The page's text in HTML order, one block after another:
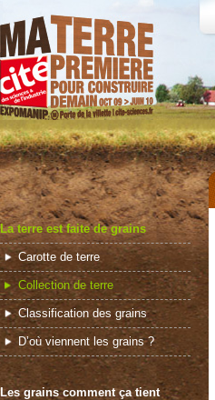
La terre est faite de grains
Carotte de terre
Collection de terre
Classification des grains
D’où viennent les grains ?
Les grains comment ça tient